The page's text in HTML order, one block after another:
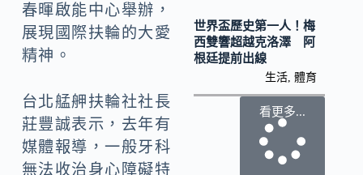
春暉啟能中心舉辦，
展現國際扶輪的大愛
精神。
台北艋舺扶輪社社長
莊豐誠表示，去年有
媒體報導，一般牙科
無法收治身心障礙特
世界盃歷史第一人！梅
西雙響超越克洛澤 阿
根廷提前出線
生活 ,體育
看更多...